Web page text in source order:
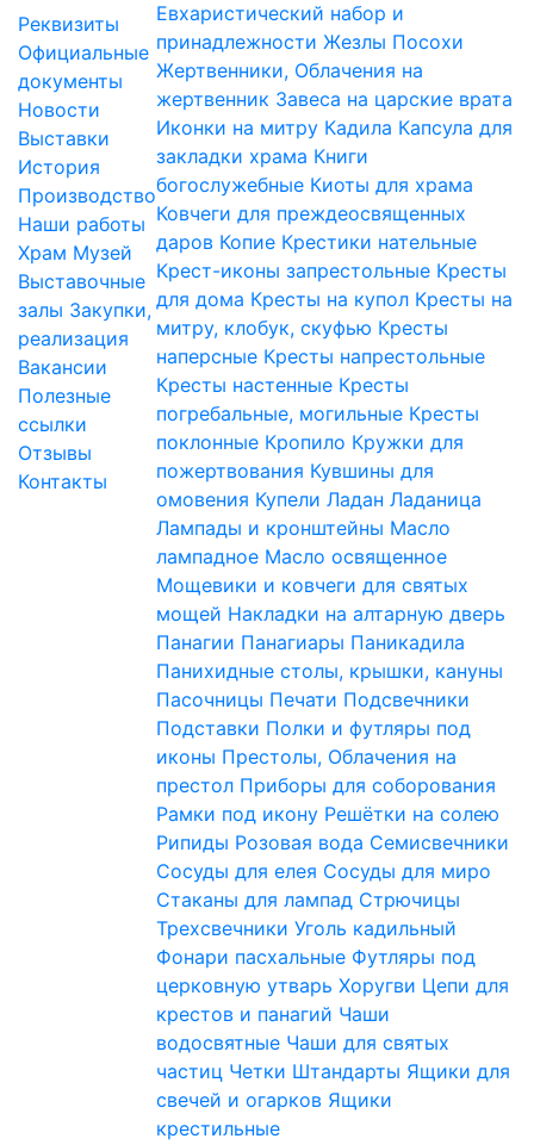
Реквизиты
Официальные
документы
Новости
Выставки
История
Производство
Наши работы
Храм Музей
Выставочные
залы Закупки,
реализация
Вакансии
Полезные
ссылки
Отзывы
Контакты
Евхаристический набор и
принадлежности Жезлы Посохи
Жертвенники, Облачения на
жертвенник Завеса на царские врата
Иконки на митру Кадила Капсула для
закладки храма Книги
богослужебные Киоты для храма
Ковчеги для преждеосвященных
даров Копие Крестики нательные
Крест-иконы запрестольные Кресты
для дома Кресты на купол Кресты на
митру, клобук, скуфью Кресты
наперсные Кресты напрестольные
Кресты настенные Кресты
погребальные, могильные Кресты
поклонные Кропило Кружки для
пожертвования Кувшины для
омовения Купели Ладан Ладаница
Лампады и кронштейны Масло
лампадное Масло освященное
Мощевики и ковчеги для святых
мощей Накладки на алтарную дверь
Панагии Панагиары Паникадила
Панихидные столы, крышки, кануны
Пасочницы Печати Подсвечники
Подставки Полки и футляры под
иконы Престолы, Облачения на
престол Приборы для соборования
Рамки под икону Решётки на солею
Рипиды Розовая вода Семисвечники
Сосуды для елея Сосуды для миро
Стаканы для лампад Стрючицы
Трехсвечники Уголь кадильный
Фонари пасхальные Футляры под
церковную утварь Хоругви Цепи для
крестов и панагий Чаши
водосвятные Чаши для святых
частиц Четки Штандарты Ящики для
свечей и огарков Ящики
крестильные